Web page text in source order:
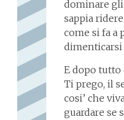
dominare
sappia
come si fa a
dimenticarsi
E dopo tutto
Ti prego, il
cosi’ che
guardare se